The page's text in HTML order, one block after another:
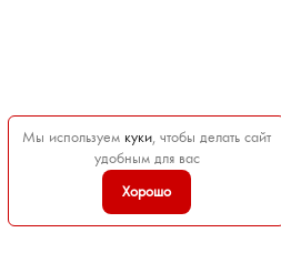
Мы используем куки , чтобы делать сайт
удобным для вас
Хорошо